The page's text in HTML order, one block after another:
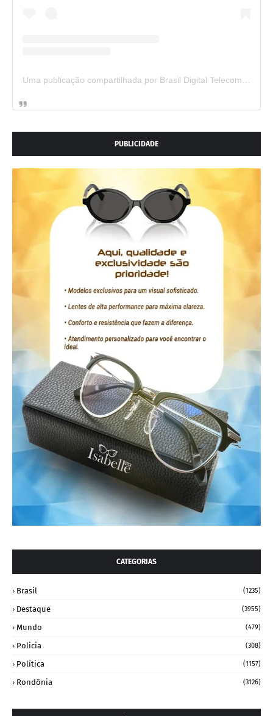
PUBLICIDADE
CATEGORIAS
Brasil (1235)
Destaque (3955)
Mundo (479)
Policia (308)
Política (1157)
Rondônia (3126)